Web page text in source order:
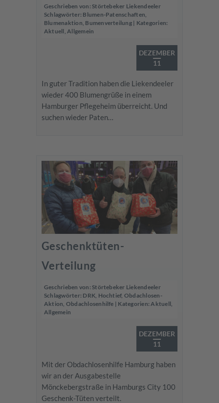
Geschrieben von: Störtebeker Liekendeeler
Schlagwörter: Blumen-Patenschaften
Blumenaktion Bumenverteilung | Kategorien:
Aktuell Allgemein
DEZEMBER
11
In guter Tradition haben die Liekendeeler
wieder 400 Blumengrüße in einem
Hamburger Pflegeheim überreicht. Und
suchen wieder Paten…
Geschenktüten-
Verteilung
Geschrieben von: Störtebeker Liekendeeler
Schlagwörter: DRK Hochtief, Obdachlosen-
Aktion Obdachlosenhilfe | Kategorien: Aktuell
Allgemein
DEZEMBER
11
Mit der Obdachlosenhilfe Hamburg haben
wir an der Ausgabestelle
Mönckebergstraße in Hamburgs City 100
Geschenk-Tüten verteilt.